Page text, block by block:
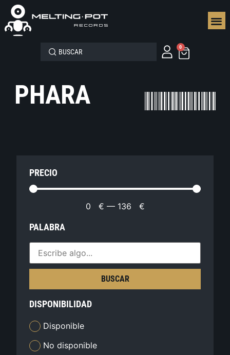
0
PHARA
PRECIO
0 € — 136 €
PALABRA
BUSCAR
DISPONIBILIDAD
Disponible
No disponible